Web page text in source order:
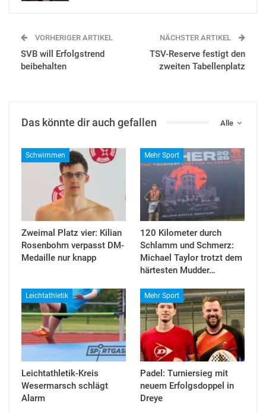
VORHERIGER ARTIKEL
SVB will Erfolgstrend
beibehalten
NÄCHSTER ARTIKEL
TSV-Reserve festigt den
zweiten Tabellenplatz
Alle
Das könnte dir auch gefallen
Schwimmen
Zweimal Platz vier: Kilian
Rosenbohm verpasst DM-
Medaille nur knapp
Mehr Sport
120 Kilometer durch
Schlamm und Schmerz:
Michael Taylor trotzt dem
härtesten Mudder…
Leichtathletik
Leichtathletik-Kreis
Wesermarsch schlägt
Alarm
Mehr Sport
Padel: Turniersieg mit
neuem Erfolgsdoppel in
Dreye